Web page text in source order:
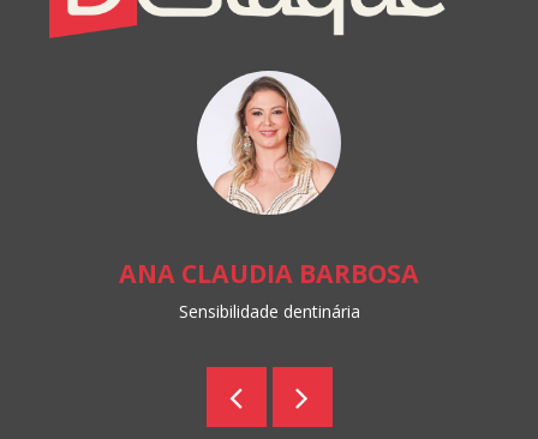
Online
BARBOSA
Sensibilidade dentinária